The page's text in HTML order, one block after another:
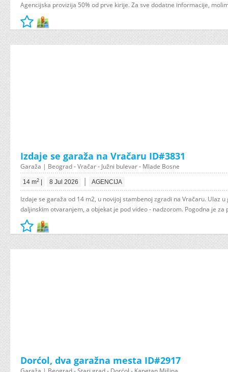
Agencijska provizija 50% od prve kirije. Za sve dodatne informacije,
Izdaje se garaža na Vračaru ID#3831
Garaža | Beograd - Vračar - Južni bulevar - Mlade Bosne
14 m2 8 Jul 2026 | AGENCIJA
Izdaje se garaža od 14 m2, u novijoj stambenoj zgradi na Vračaru. Ulaz
daljinskim otvaranjem, a objekat je pod video - nadzorom. Pogodna je
Dorćol, dva garažna mesta ID#2917